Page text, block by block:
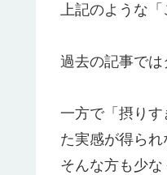
上記のような
過去の記事では
一方で「摂り
た実感が得られ
そんな方も少な